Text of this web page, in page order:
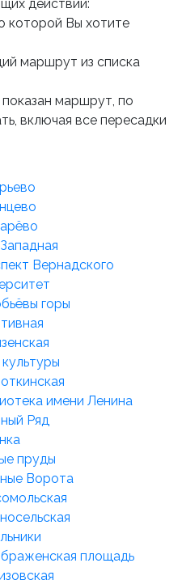
действий:
которой Вы хотите
маршрут из списка
маршрут, по
включая все пересадки
Вернадского
горы
имени Ленина
Ряд
пруды
Ворота
площадь